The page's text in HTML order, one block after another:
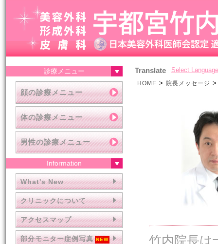
診療メニュー
顔の診療メニュー
体の診療メニュー
男性の診療メニュー
Information
What's New
クリニックについて
アクセスマップ
部分モニター症例写真
Translate Select Language
HOME > 院長メッセージ >
竹内院長は